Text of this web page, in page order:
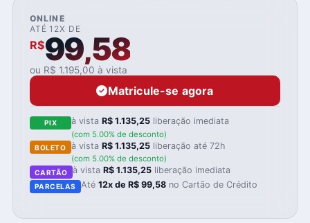
ONLINE
ATÉ 12X DE
R$99,58
ou R$ 1.195,00 à vista
Matricule-se agora
PIX à vistaR$ 1.135,25 liberação imediata
(com 5.00% de desconto)
BOLETO à vistaR$ 1.135,25 liberação até 72h
(com 5.00% de desconto)
CARTÃO à vista R$ 1.135,25 liberação imediata
PARCELAS Até12x de R$ 99,58 no Cartão de Crédito